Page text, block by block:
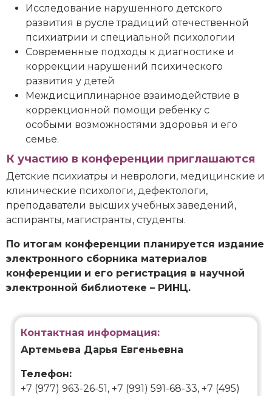
Исследование нарушенного детского
развития в русле традиций отечественной
психиатрии и специальной психологии
Современные подходы к диагностике и
коррекции нарушений психического
развития у детей
Междисциплинарное взаимодействие в
коррекционной помощи ребенку с
особыми возможностями здоровья и его
семье.
К участию в конференции приглашаются
Детские психиатры и неврологи, медицинские и
клинические психологи, дефектологи,
преподаватели высших учебных заведений,
аспиранты, магистранты, студенты.
По итогам конференции планируется издание
электронного сборника материалов
конференции и его регистрация в научной
электронной библиотеке – РИНЦ.
Контактная информация:
Артемьева Дарья Евгеньевна
Телефон:
+7 (977) 963-26-51, +7 (991) 591-68-33, +7 (495)